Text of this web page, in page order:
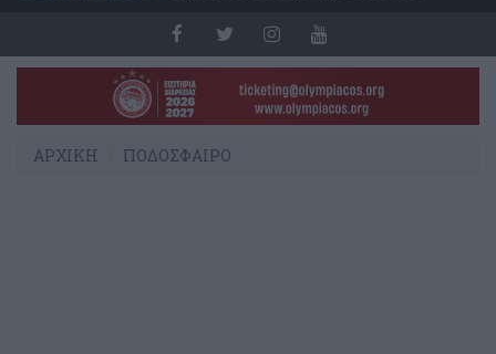
ΑΡΧΙΚΗ ΠΟΔΟΣΦΑΙΡΟ